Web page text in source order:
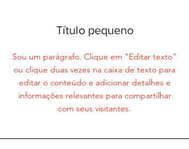
Título pequeno
Sou um parágrafo. Clique em "Editar texto"
ou clique duas vezes na caixa de texto para
editar o conteúdo e adicionar detalhes e
informações relevantes para compartilhar
com seus visitantes.